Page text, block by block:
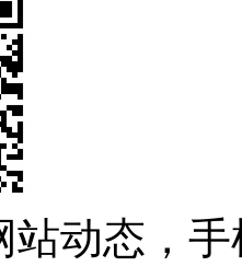
站动态，